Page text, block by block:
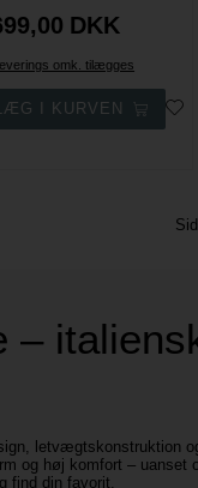
DKK
omk. tilægges
–
letvægtskonstruktion
og høj komfort –
find din favorit.